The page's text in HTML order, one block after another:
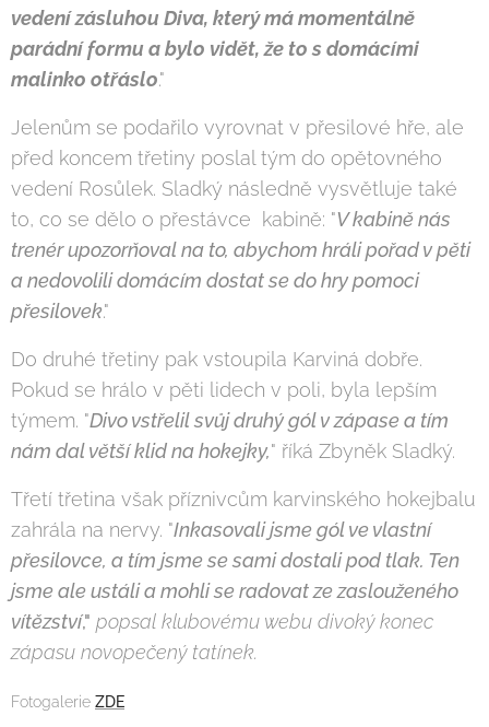
vedení zásluhou Diva, který má momentálně
parádní formu a bylo vidět, že to s domácími
malinko otřáslo."
Jelenům se podařilo vyrovnat v přesilové hře, ale
před koncem třetiny poslal tým do opětovného
vedení Rosůlek. Sladký následně vysvětluje také
to, co se dělo o přestávce kabině: "V kabině nás
trenér upozorňoval na to, abychom hráli pořad v pěti
a nedovolili domácím dostat se do hry pomoci
přesilovek."
Do druhé třetiny pak vstoupila Karviná dobře.
Pokud se hrálo v pěti lidech v poli, byla lepším
týmem. "Divo vstřelil svůj druhý gól v zápase a tím
nám dal větší klid na hokejky," říká Zbyněk Sladký.
Třetí třetina však příznivcům karvinského hokejbalu
zahrála na nervy. "Inkasovali jsme gól ve vlastní
přesilovce, a tím jsme se sami dostali pod tlak. Ten
jsme ale ustáli a mohli se radovat ze zaslouženého
vítězství," popsal klubovému webu divoký konec
zápasu novopečený tatínek.
Fotogalerie ZDE